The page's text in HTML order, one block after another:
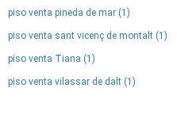
piso venta pineda de mar (1)
piso venta sant vicenç de montalt (1)
piso venta Tiana (1)
piso venta vilassar de dalt (1)